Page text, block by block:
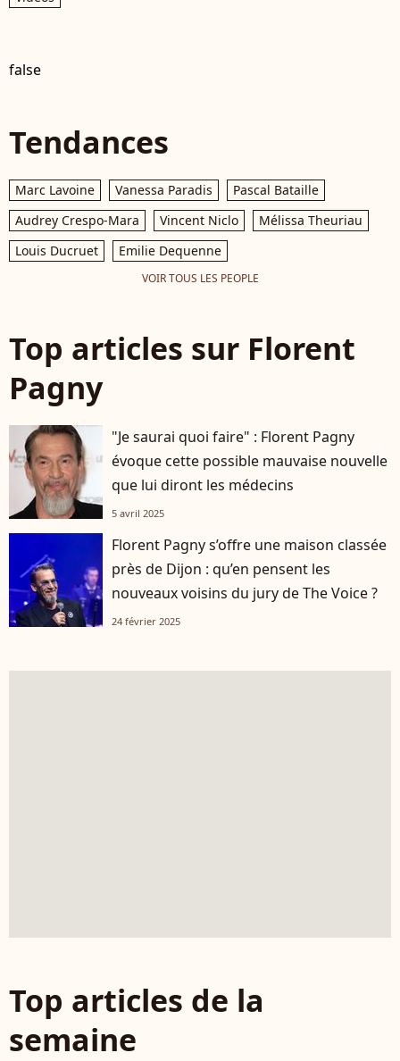
false
Tendances
Marc Lavoine Vanessa Paradis
Pascal Bataille
Audrey Crespo-Mara
Vincent Niclo
Mélissa Theuriau
Louis Ducruet
Emilie Dequenne
VOIR TOUS LES PEOPLE
Top articles sur Florent
Pagny
"Je saurai quoi faire" : Florent Pagny
évoque cette possible mauvaise nouvelle
que lui diront les médecins
5 avril 2025
Florent Pagny s’offre une maison classée
près de Dijon : qu’en pensent les
nouveaux voisins du jury de The Voice ?
24 février 2025
Top articles de la
semaine